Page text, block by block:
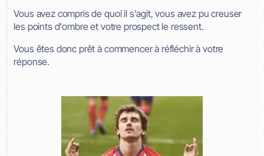
Vous avez compris de quoi il s'agit, vous avez pu creuser
les points d'ombre et votre prospect le ressent.
Vous êtes donc prêt à commencer à réfléchir à votre
réponse.